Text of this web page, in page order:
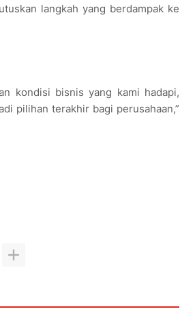
langkah yang berdampak ke
kondisi bisnis yang kami hadapi,
pilihan terakhir bagi perusahaan,”